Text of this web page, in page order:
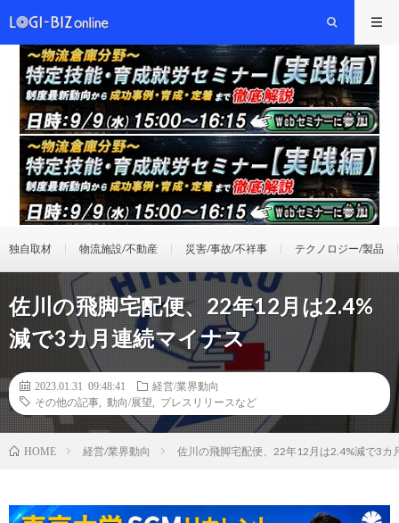
独自取材 物流施設/不動産 災害/事故/不祥事 テクノロジー/製品
佐川の飛脚宅配便、22年12月は2.4%
減で3カ月連続マイナス
2023.01.31 09:48:41
経営/業界動向
その他の記事
動向/展望 プレスリリースなど
HOME 経営/業界動向 佐川の飛脚宅配便、22年12月は2.4%減で3カ